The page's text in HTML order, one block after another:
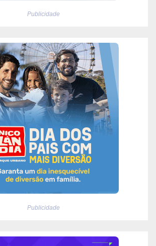
Publicidade
Publicidade